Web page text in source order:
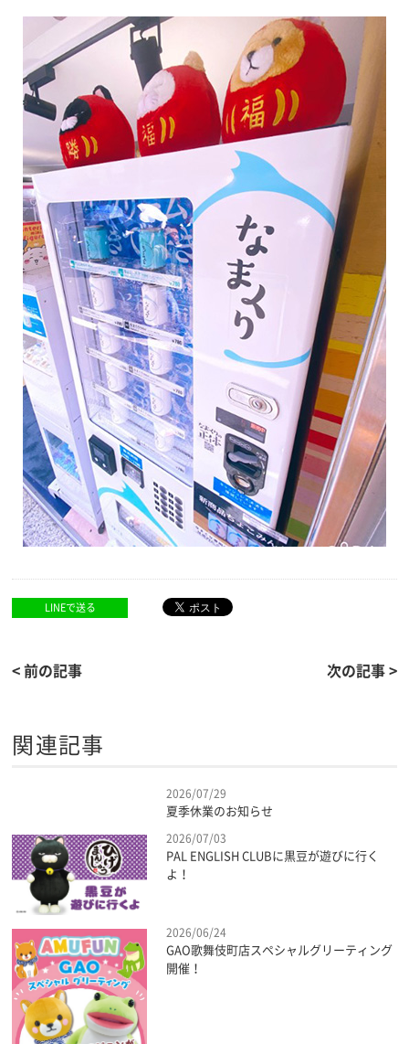
LINEで送る
< 前の記事 次の記事 >
関連記事
2026/07/29
夏季休業のお知らせ
2026/07/03
PAL ENGLISH CLUBに黒豆が遊びに行く
よ！
2026/06/24
GAO歌舞伎町店スペシャルグリーティング
開催！